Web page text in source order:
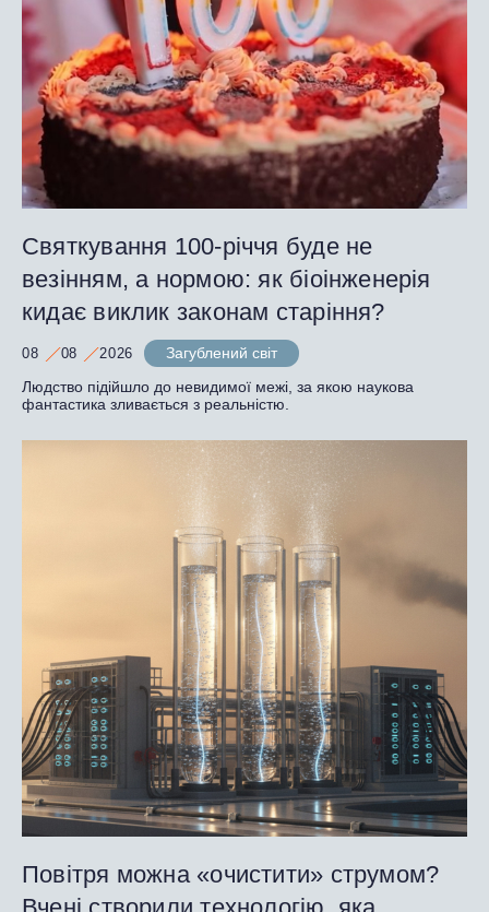
Святкування 100-річчя буде не
везінням, а нормою: як біоінженерія
кидає виклик законам старіння?
08 08 2026
Загублений світ
Людство підійшло до невидимої межі, за якою наукова
фантастика зливається з реальністю.
Повітря можна «очистити» струмом?